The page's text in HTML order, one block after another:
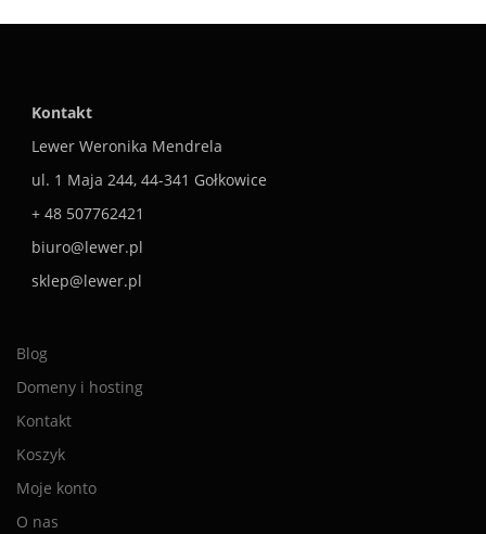
Kontakt
Lewer Weronika Mendrela
ul. 1 Maja 244, 44-341 Gołkowice
+ 48 507762421
biuro@lewer.pl
sklep@lewer.pl
Blog
Domeny i hosting
Kontakt
Koszyk
Moje konto
O nas